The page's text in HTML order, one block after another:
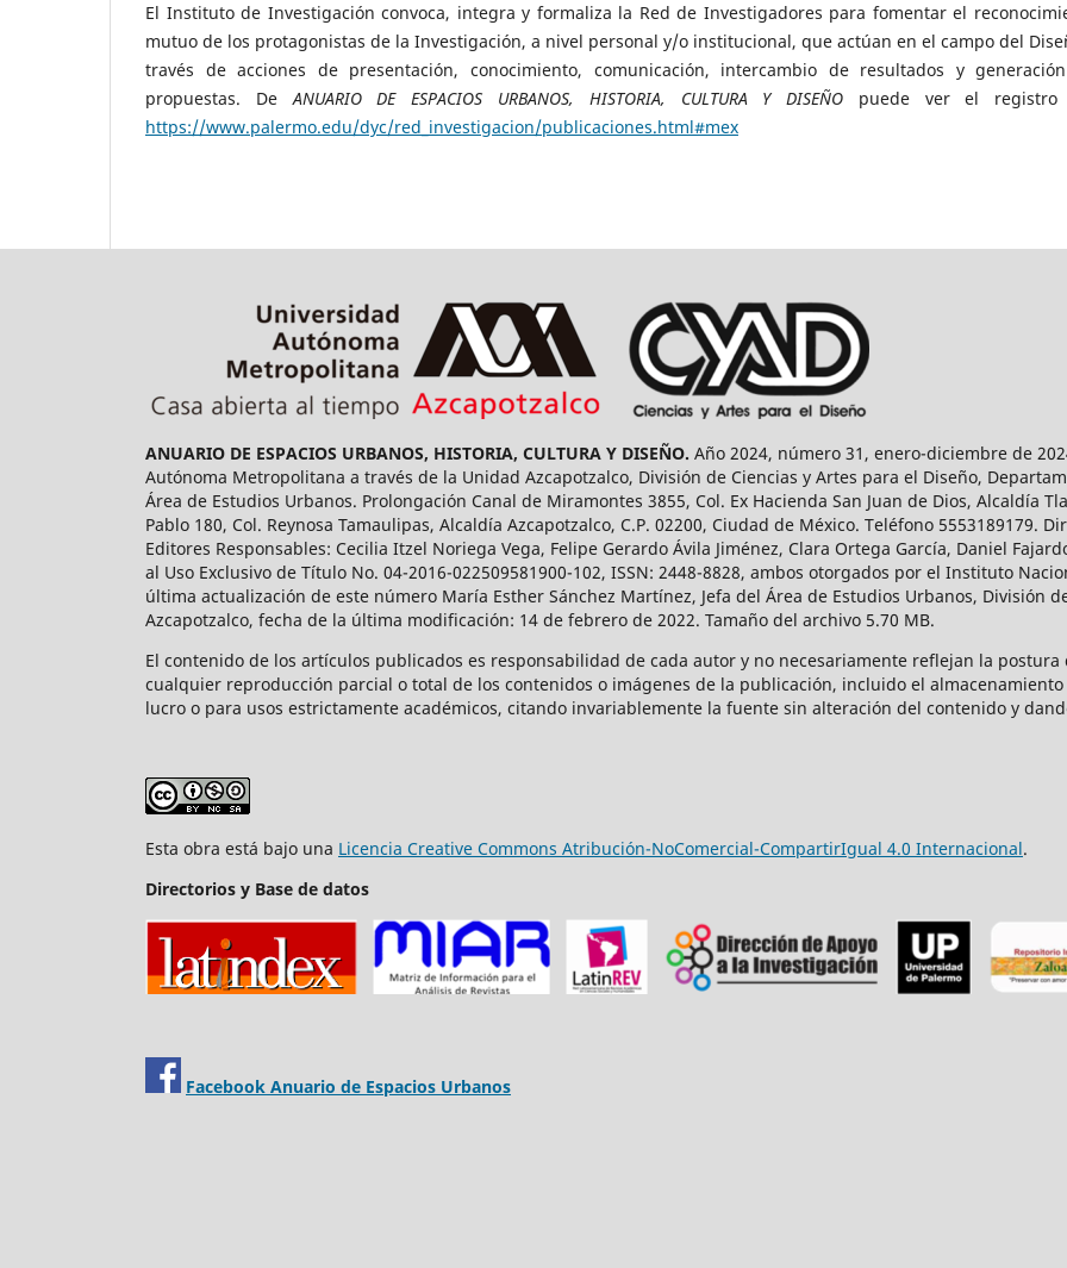
El Instituto de Investigación convoca, integra y formaliza la Red de Investigadores para fomentar el
mutuo de los protagonistas de la Investigación, a nivel personal y/o institucional, que actúan en el campo del
través de acciones de presentación, conocimiento, comunicación, intercambio de resultados y
propuestas. DeANUARIO DE ESPACIOS URBANOS, HISTORIA, CULTURA Y DISEÑO
puede ver el registro
https://www.palermo.edu/dyc/red_investigacion/publicaciones.html#mex
ANUARIO DE ESPACIOS URBANOS, HISTORIA, CULTURA Y DISEÑO. Año 2024, número 31, enero-diciembre de
Autónoma Metropolitana a través de la Unidad Azcapotzalco, División de Ciencias y Artes para el Diseño,
Área de Estudios Urbanos. Prolongación Canal de Miramontes 3855, Col. Ex Hacienda San Juan de Dios, Alcaldía
Pablo 180, Col. Reynosa Tamaulipas, Alcaldía Azcapotzalco, C.P. 02200, Ciudad de México. Teléfono 5553189179.
Editores Responsables: Cecilia Itzel Noriega Vega, Felipe Gerardo Ávila Jiménez, Clara Ortega García, Daniel
al Uso Exclusivo de Título No. 04-2016-022509581900-102, ISSN: 2448-8828, ambos otorgados por el Instituto
última actualización de este número María Esther Sánchez Martínez, Jefa del Área de Estudios Urbanos, División
Azcapotzalco, fecha de la última modificación: 14 de febrero de 2022. Tamaño del archivo 5.70 MB.
El contenido de los artículos publicados es responsabilidad de cada autor y no necesariamente reflejan la
cualquier reproducción parcial o total de los contenidos o imágenes de la publicación, incluido el
lucro o para usos estrictamente académicos, citando invariablemente la fuente sin alteración del contenido y
Esta obra está bajo una Licencia Creative Commons Atribución-NoComercial-CompartirIgual 4.0 Internacional.
Directorios y Base de datos
Facebook Anuario de Espacios Urbanos